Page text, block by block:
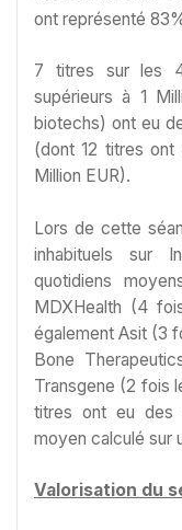
ont représenté
7 titres sur les
supérieurs à 1
biotechs) ont eu
(dont 12 titres ont
Million EUR).
Lors de cette
inhabituels sur
quotidiens
MDXHealth (4
également Asit (3
Bone
Transgene (2 fois
titres ont eu des
moyen calculé sur
Valorisation du